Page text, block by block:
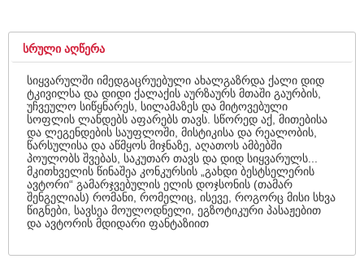
ᲡᲠᲣᲚᲘ ᲐᲦᲬᲔᲠᲐ
სიყვარულში იმედგაცრუებული ახალგაზრდა ქალი დიდ
ტკივილსა და დიდი ქალაქის აურზაურს მთაში გაურბის,
უჩვეულო სიწყნარეს, სილამაზეს და მიტოვებული
სოფლის ლანდებს აფარებს თავს. სწორედ აქ, მითებისა
და ლეგენდების საუფლოში, მისტიკისა და რეალობის,
წარსულისა და აწმყოს მიჯნაზე, აღათოს ამბებში
პოულობს შვებას, საკუთარ თავს და დიდ სიყვარულს...
მკითხველის წინაშეა კონკურსის „გახდი ბესტსელერის
ავტორი“ გამარჯვებულის ელის დოჯსონის (თამარ
შენგელიას) რომანი, რომელიც, ისევე, როგორც მისი სხვა
წიგნები, სავსეა მოულოდნელი, ეგზოტიკური პასაჟებით
და ავტორის მდიდარი ფანტაზიით